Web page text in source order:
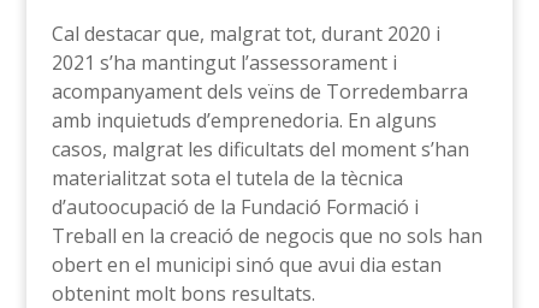
Cal destacar que, malgrat tot, durant 2020 i
2021 s’ha mantingut l’assessorament i
acompanyament dels veïns de Torredembarra
amb inquietuds d’emprenedoria. En alguns
casos, malgrat les dificultats del moment s’han
materialitzat sota el tutela de la tècnica
d’autoocupació de la Fundació Formació i
Treball en la creació de negocis que no sols han
obert en el municipi sinó que avui dia estan
obtenint molt bons resultats.